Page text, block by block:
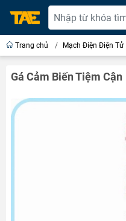
Trang chủ / Mạch Điện Điện Tử
Gá Cảm Biến Tiệm Cận